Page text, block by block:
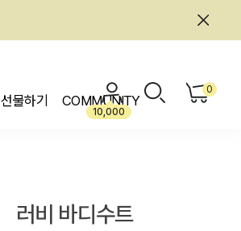
선물하기 COMMUNITY
10,000
0
러비 바디수트